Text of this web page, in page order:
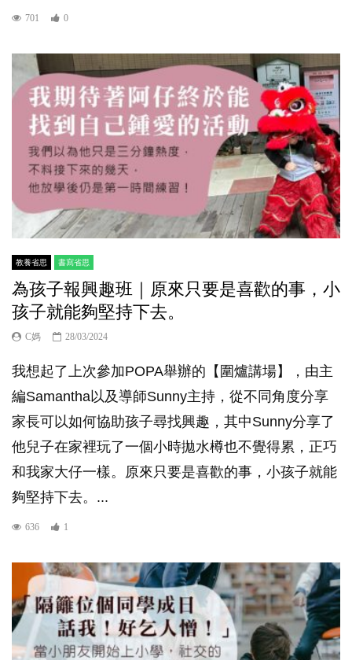
701 0
教養省思 書寫省思
為孩子報興趣班｜原來只要是喜歡的事，小
孩子就能夠堅持下去。
C媽 28/03/2024
我想起了上次參加POPA舉辦的【圍爐講場】，由主
編Samantha以及導師Sunny主持，從不同角度分享
家長可以如何協助孩子尋找興趣，其中Sunny分享了
他兒子在家裡玩了一個小時拋水樽也不覺得累，正巧
和我家大仔一樣。原來只要是喜歡的事，小孩子就能
夠堅持下去。...
636 1